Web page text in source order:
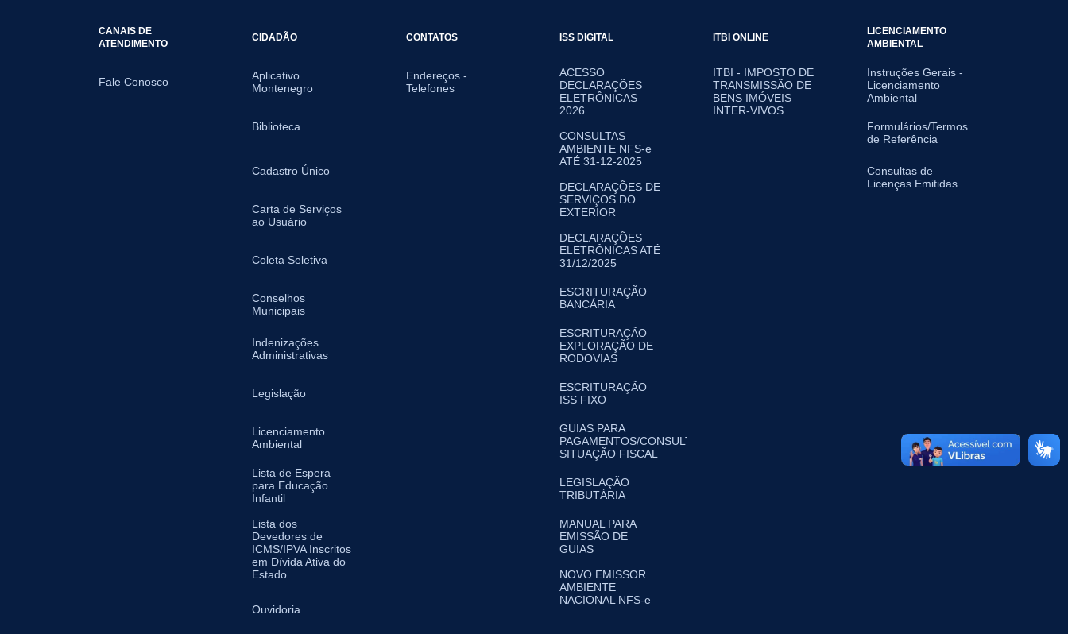
CANAIS DE
ATENDIMENTO
Fale Conosco
CIDADÃO
Aplicativo
Montenegro
Biblioteca
Cadastro Único
Carta de Serviços
ao Usuário
Coleta Seletiva
Conselhos
Municipais
Indenizações
Administrativas
Legislação
Licenciamento
Ambiental
Lista de Espera
para Educação
Infantil
Lista dos
Devedores de
ICMS/IPVA Inscritos
em Dívida Ativa do
Estado
Ouvidoria
CONTATOS
Endereços -
Telefones
ISS DIGITAL
ACESSO
DECLARAÇÕES
ELETRÔNICAS
2026
CONSULTAS
AMBIENTE NFS-e
ATÉ 31-12-2025
DECLARAÇÕES DE
SERVIÇOS DO
EXTERIOR
DECLARAÇÕES
ELETRÔNICAS ATÉ
31/12/2025
ESCRITURAÇÃO
BANCÁRIA
ESCRITURAÇÃO
EXPLORAÇÃO DE
RODOVIAS
ESCRITURAÇÃO
ISS FIXO
GUIAS PARA
PAGAMENTOS/CONSULTA
SITUAÇÃO FISCAL
LEGISLAÇÃO
TRIBUTÁRIA
MANUAL PARA
EMISSÃO DE
GUIAS
NOVO EMISSOR
AMBIENTE
NACIONAL NFS-e
ITBI ONLINE
ITBI - IMPOSTO DE
TRANSMISSÃO DE
BENS IMÓVEIS
INTER-VIVOS
LICENCIAMENTO
AMBIENTAL
Instruções Gerais -
Licenciamento
Ambiental
Formulários/Termos
de Referência
Consultas de
Licenças Emitidas